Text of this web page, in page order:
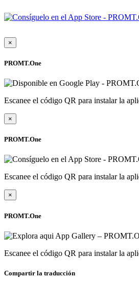
×
PROMT.One
Escanee el código QR para instalar la
×
PROMT.One
Escanee el código QR para instalar la
×
PROMT.One
Escanee el código QR para instalar la
Compartir la traducción